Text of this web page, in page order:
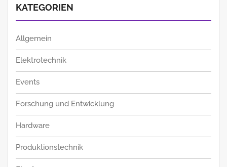
KATEGORIEN
Allgemein
Elektrotechnik
Events
Forschung und Entwicklung
Hardware
Produktionstechnik